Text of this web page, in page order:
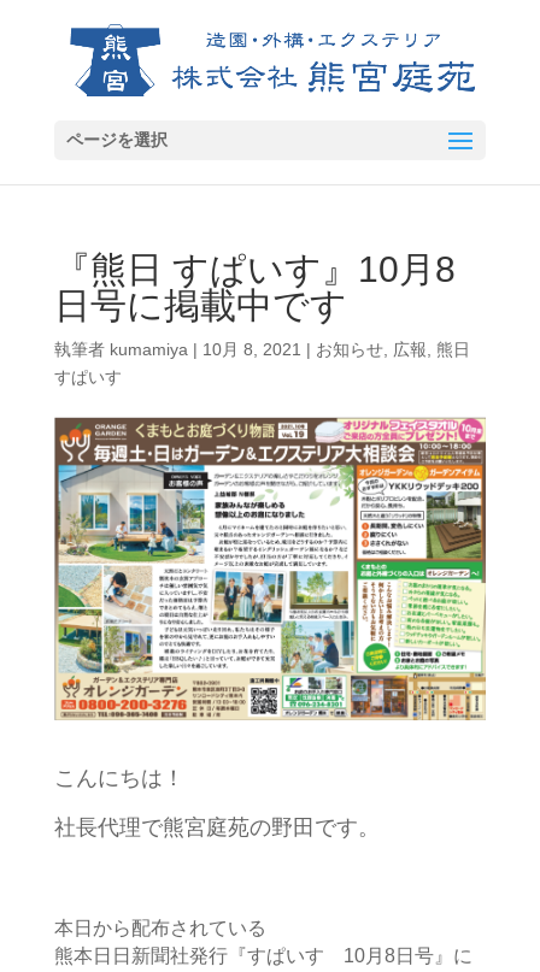
ページを選択
『熊日 すぱいす』10月8
日号に掲載中です
執筆者 kumamiya | 10月 8, 2021 | お知らせ, 広報 熊日
すぱいす
こんにちは！
社長代理で熊宮庭苑の野田です。
本日から配布されている
熊本日日新聞社発行『すぱいす 10月8日号』に